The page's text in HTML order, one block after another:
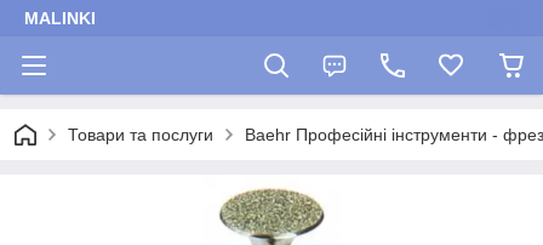
MALINKI
Товари та послуги Baehr Професійні інструменти -